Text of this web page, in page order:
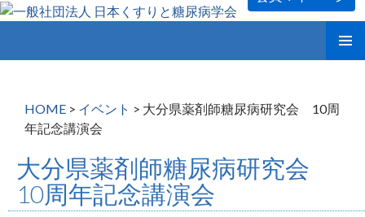
プ
HOME > イベント > 大分県薬剤師糖尿病研究会 10周
年記念講演会
大分県薬剤師糖尿病研究会
10周年記念講演会